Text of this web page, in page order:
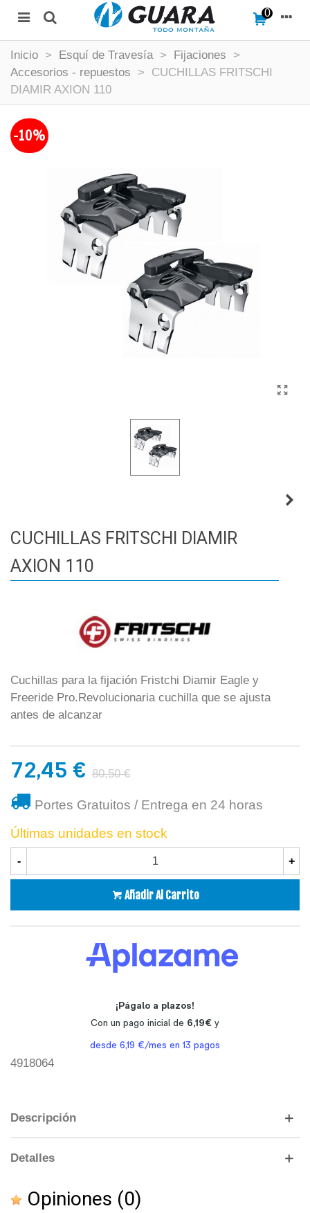
0
Inicio > Esquí de Travesía > Fijaciones
>
Accesorios - repuestos
>
CUCHILLAS FRITSCHI
DIAMIR AXION 110
-10%
CUCHILLAS FRITSCHI DIAMIR
AXION 110
Cuchillas para la fijación Fristchi Diamir Eagle y
Freeride Pro.Revolucionaria cuchilla que se ajusta
antes de alcanzar
72,45 € 80,50 €
Portes Gratuitos / Entrega en 24 horas
Últimas unidades en stock
- +
Añadir Al Carrito
4918064
Descripción
Detalles
Opiniones (0)